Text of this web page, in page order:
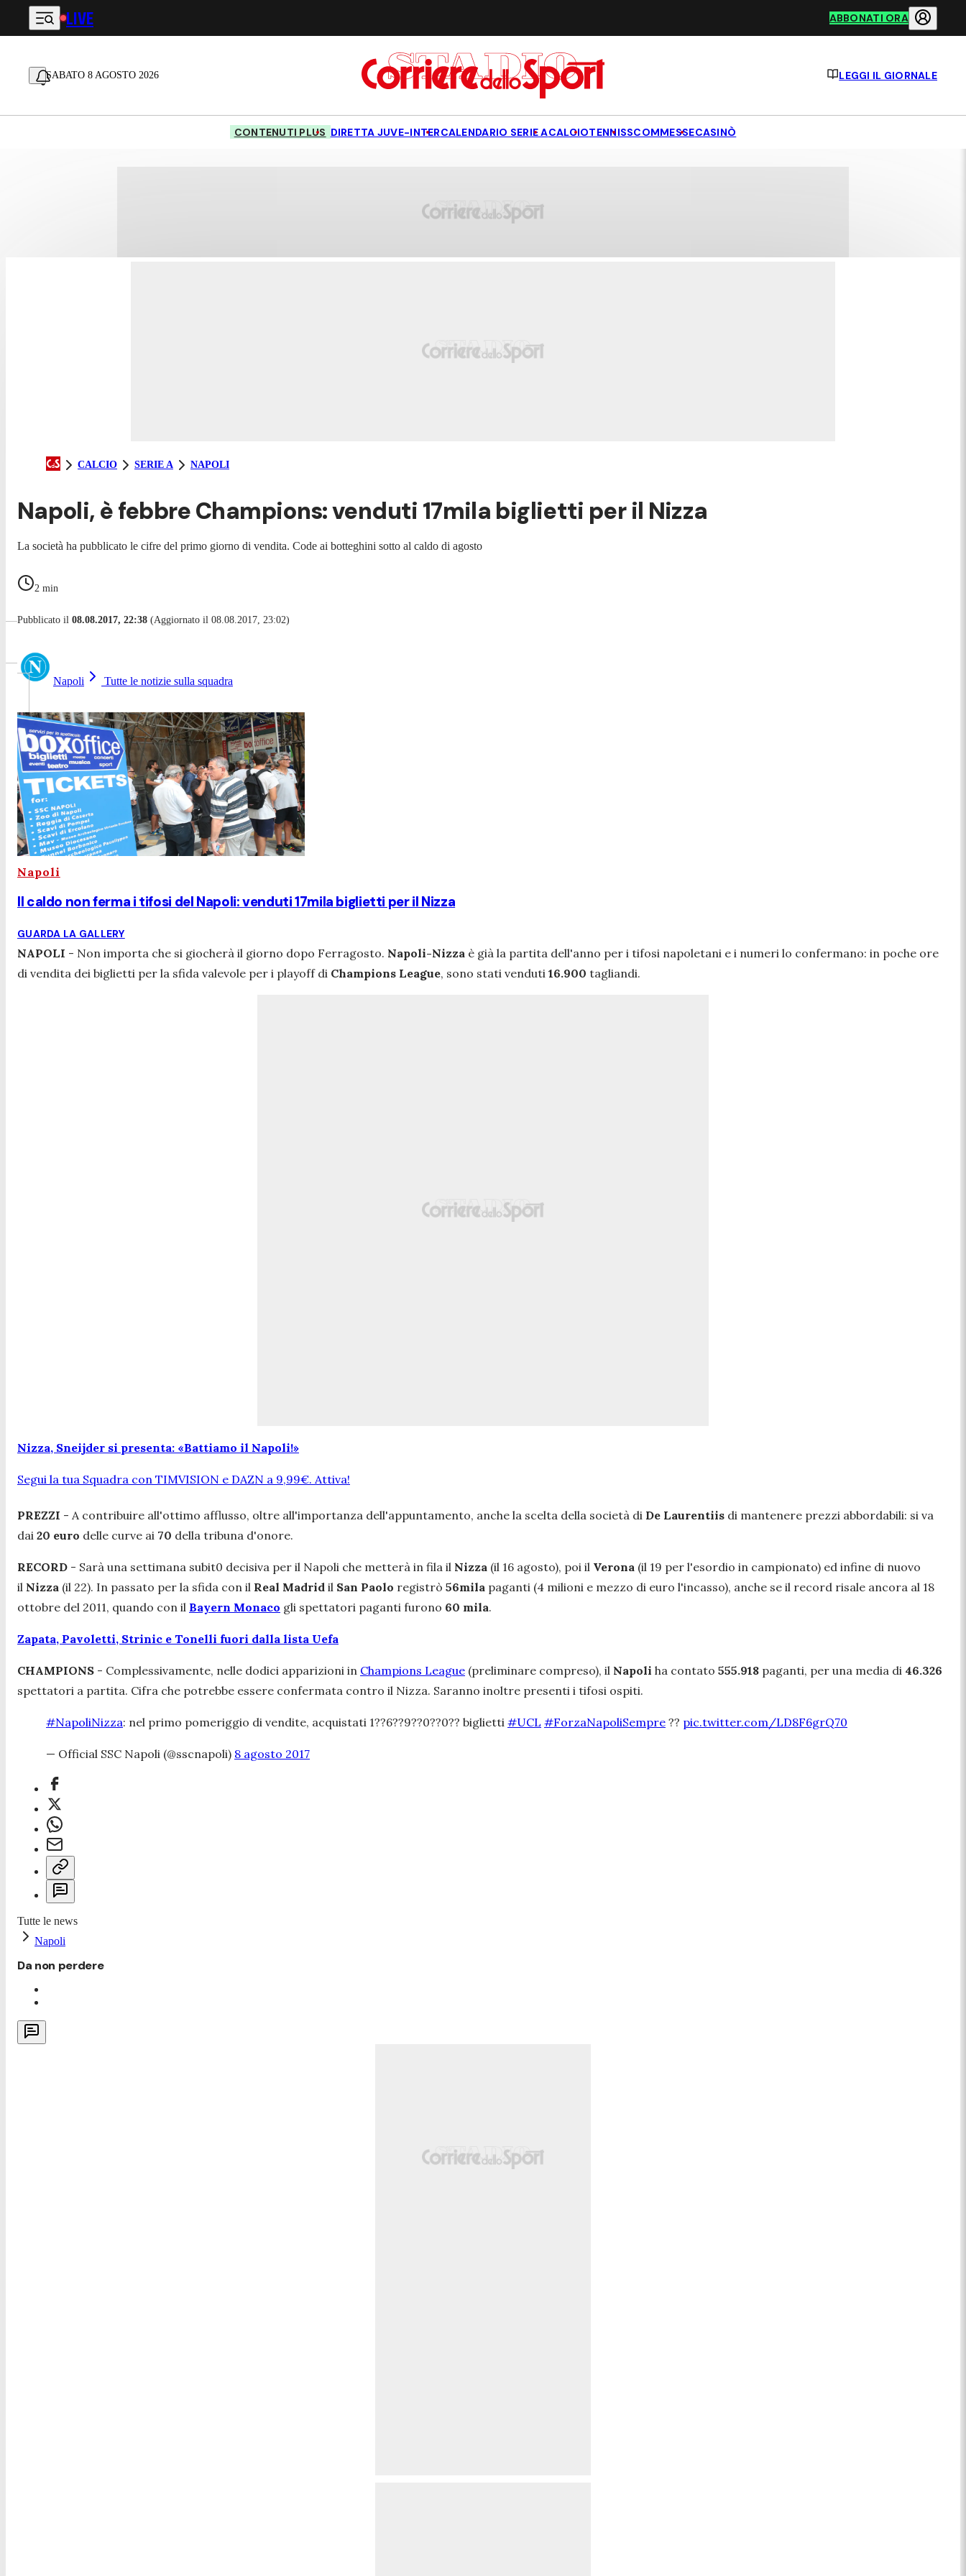
Vai al contenuto principale
LIVE ABBONATI ORA
SABATO 8 AGOSTO 2026 LEGGI IL GIORNALE
CONTENUTI PLUS DIRETTA JUVE-INTERCALENDARIO SERIE ACALCIOTENNISSCOMMESSECASINÒ
CALCIO SERIE A NAPOLI
Napoli, è febbre Champions: venduti 17mila biglietti per il Nizza
La società ha pubblicato le cifre del primo giorno di vendita. Code ai botteghini sotto al caldo di agosto
2 min
Pubblicato il 08.08.2017, 22:38 (Aggiornato il 08.08.2017, 23:02)
Napoli Tutte le notizie sulla squadra
Napoli
Il caldo non ferma i tifosi del Napoli: venduti 17mila biglietti per il Nizza
GUARDA LA GALLERY
NAPOLI - Non importa che si giocherà il giorno dopo Ferragosto. Napoli-Nizza è già la partita dell'anno per i tifosi napoletani e i numeri lo confermano: in poche ore
di vendita dei biglietti per la sfida valevole per i playoff di Champions League, sono stati venduti 16.900 tagliandi.
Nizza, Sneijder si presenta: «Battiamo il Napoli!»
Segui la tua Squadra con TIMVISION e DAZN a 9,99€. Attiva!
PREZZI - A contribuire all'ottimo afflusso, oltre all'importanza dell'appuntamento, anche la scelta della società di De Laurentiis di mantenere prezzi abbordabili: si va
dai 20 euro delle curve ai 70 della tribuna d'onore.
RECORD - Sarà una settimana subit0 decisiva per il Napoli che metterà in fila il Nizza (il 16 agosto), poi il Verona (il 19 per l'esordio in campionato) ed infine di nuovo
il Nizza (il 22). In passato per la sfida con il Real Madrid il San Paolo registrò 56mila paganti (4 milioni e mezzo di euro l'incasso), anche se il record risale ancora al 18
ottobre del 2011, quando con il Bayern Monaco gli spettatori paganti furono 60 mila.
Zapata, Pavoletti, Strinic e Tonelli fuori dalla lista Uefa
CHAMPIONS - Complessivamente, nelle dodici apparizioni in Champions League (preliminare compreso), il Napoli ha contato 555.918 paganti, per una media di 46.326
spettatori a partita. Cifra che potrebbe essere confermata contro il Nizza. Saranno inoltre presenti i tifosi ospiti.
#NapoliNizza: nel primo pomeriggio di vendite, acquistati 1??6??9??0??0?? biglietti #UCL #ForzaNapoliSempre ?? pic.twitter.com/LD8F6grQ70
— Official SSC Napoli (@sscnapoli) 8 agosto 2017
Tutte le news
Napoli
Da non perdere